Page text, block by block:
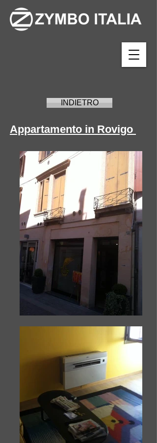
INDIETRO
Appartamento in Rovigo